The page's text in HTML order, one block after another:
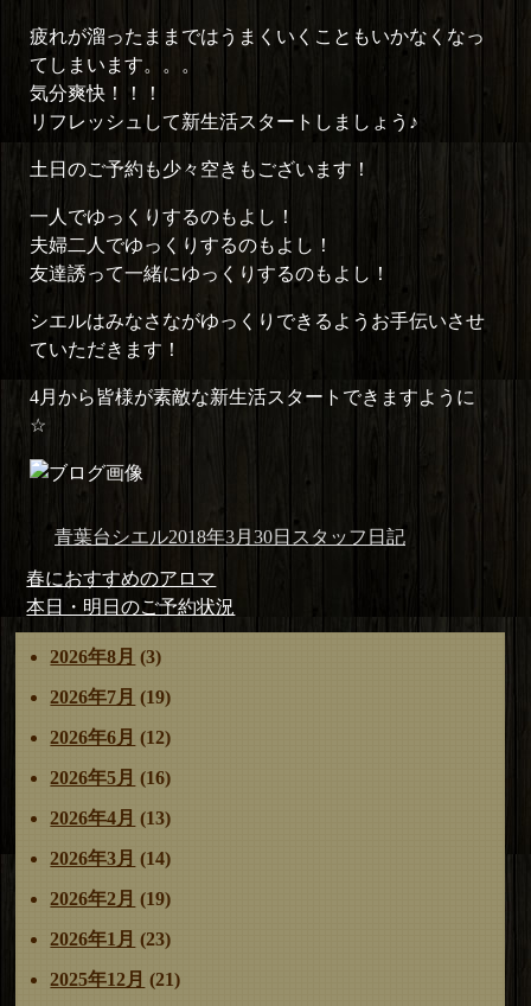
疲れが溜ったままではうまくいくこともいかなくなっ
てしまいます。。。
気分爽快！！！
リフレッシュして新生活スタートしましょう♪
土日のご予約も少々空きもございます！
一人でゆっくりするのもよし！
夫婦二人でゆっくりするのもよし！
友達誘って一緒にゆっくりするのもよし！
シエルはみなさながゆっくりできるようお手伝いさせ
ていただきます！
4月から皆様が素敵な新生活スタートできますように
☆
投
者
青葉台シエル投
日:
2018年3月30日 カ
スタッフ日記
投
稿
ナ
ビ
ゲ
シ
ョ
前
の
投
稿:
春におすすめのアロマ
次
の
投
稿:
本日・明日のご予約状況
2026年8月 (3)
2026年7月 (19)
2026年6月 (12)
2026年5月 (16)
2026年4月 (13)
2026年3月 (14)
2026年2月 (19)
2026年1月 (23)
2025年12月 (21)